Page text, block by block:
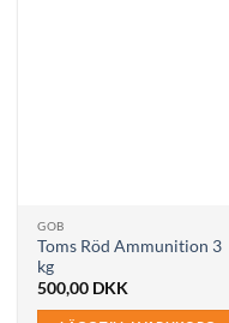
GOB
Toms Röd Ammunition 3
kg
500,00 DKK